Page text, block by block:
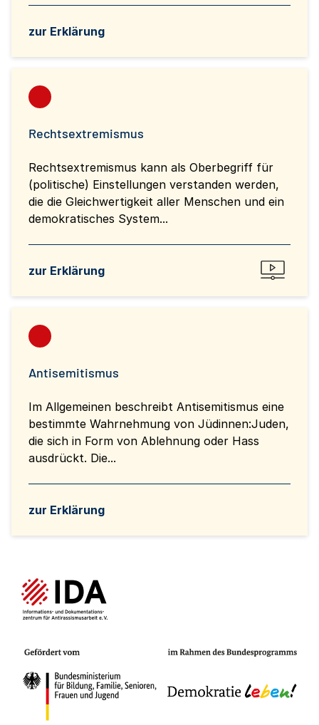
zur Erklärung
Rechtsextremismus
Rechtsextremismus kann als Oberbegriff für
(politische) Einstellungen verstanden werden,
die die Gleichwertigkeit aller Menschen und ein
demokratisches System...
zur Erklärung
Antisemitismus
Im Allgemeinen beschreibt Antisemitismus eine
bestimmte Wahrnehmung von Jüdinnen:Juden,
die sich in Form von Ablehnung oder Hass
ausdrückt. Die...
zur Erklärung